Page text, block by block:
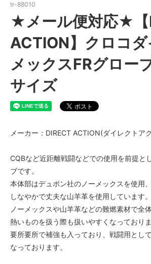
tr-88010
★メール便対応★【
ACTION】クロコ
メックスFRグロー
サイズ
メーカー：DIRECT ACTION(ダイレクトア
CQBなど近距離戦闘などでの使用を前提と
ブです。
本体部はデュポン社のノーメックスを使用
しなやかで丈夫な山羊革を使用しています。
ノーメックスや山羊革などの難燃素材で全
熱いものを扱う際も扱いやすくなっておりま
要所要所で補強も入っており、戦闘用とし
なっております。